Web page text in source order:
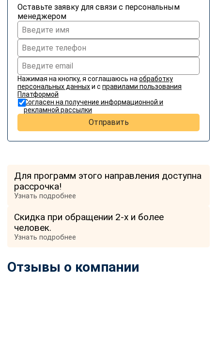
Оставьте заявку для связи с персональным
менеджером
Нажимая на кнопку, я соглашаюсь на обработку
персональных данныхи с правилами пользования
Платформой
Согласен на получение информационной и
рекламной рассылки
Отправить
Для программ этого направления доступна
рассрочка!
Узнать подробнее
Скидка при обращении 2-х и более
человек.
Узнать подробнее
Отзывы о компании
ChatApp
Мессенджеры